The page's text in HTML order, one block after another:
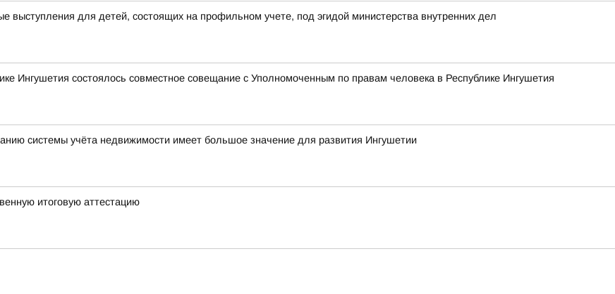
выступления для детей, состоящих на профильном учете, под эгидой министерства внутренних дел
Ингушетия состоялось совместное совещание с Уполномоченным по правам человека в Республике Ингушетия
системы учёта недвижимости имеет большое значение для развития Ингушетии
итоговую аттестацию